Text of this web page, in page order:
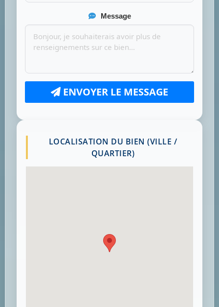
Message
ENVOYER LE MESSAGE
LOCALISATION DU BIEN (VILLE /
QUARTIER)